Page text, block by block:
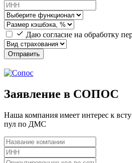
Даю согласие на обработку
Отправить
Заявление в СОПОС
Наша компания имеет интерес к
пул по ДМС